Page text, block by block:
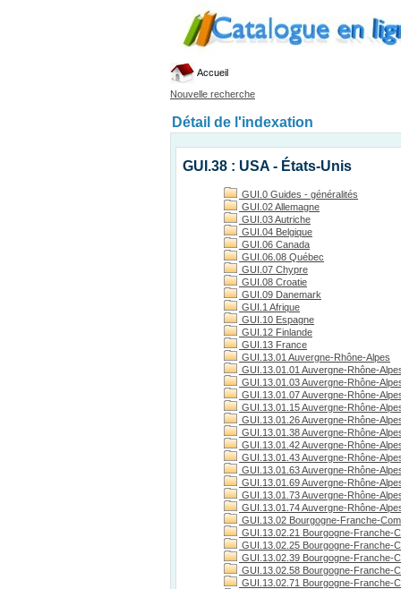
Accueil
Nouvelle recherche
Détail de l'indexation
GUI.38 : USA - États-Unis
GUI.0 Guides - généralités
GUI.02 Allemagne
GUI.03 Autriche
GUI.04 Belgique
GUI.06 Canada
GUI.06.08 Québec
GUI.07 Chypre
GUI.08 Croatie
GUI.09 Danemark
GUI.1 Afrique
GUI.10 Espagne
GUI.12 Finlande
GUI.13 France
GUI.13.01 Auvergne-Rhône-Alpes
GUI.13.01.01 Auvergne-Rhône-
GUI.13.01.03 Auvergne-Rhône-
GUI.13.01.07 Auvergne-Rhône-
GUI.13.01.15 Auvergne-Rhône-
GUI.13.01.26 Auvergne-Rhône-
GUI.13.01.38 Auvergne-Rhône-
GUI.13.01.42 Auvergne-Rhône-
GUI.13.01.43 Auvergne-Rhône-
GUI.13.01.63 Auvergne-Rhône-
GUI.13.01.69 Auvergne-Rhône-
GUI.13.01.73 Auvergne-Rhône-
GUI.13.01.74 Auvergne-Rhône-
GUI.13.02 Bourgogne-Franche-
GUI.13.02.21 Bourgogne-Franche-
GUI.13.02.25 Bourgogne-Franche-
GUI.13.02.39 Bourgogne-Franche-
GUI.13.02.58 Bourgogne-Franche-
GUI.13.02.71 Bourgogne-Franche-